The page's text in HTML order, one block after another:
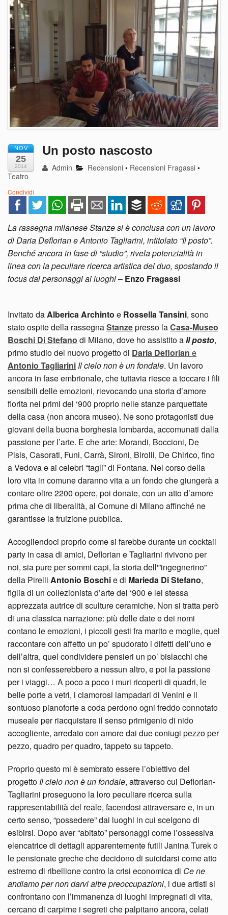
NOV
25
2014
Un posto nascosto
Admin Recensioni • Recensioni Fragassi •
Teatro
Condividi
La rassegna milanese Stanze si è conclusa con un lavoro
di Daria Deflorian e Antonio Tagliarini, intitolato “Il posto”.
Benché ancora in fase di “studio”, rivela potenzialità in
linea con la peculiare ricerca artistica del duo, spostando il
focus dai personaggi ai luoghi– Enzo Fragassi
Invitato daAlberica Archinto e Rossella Tansini, sono
stato ospite della rassegnaStanzepresso laCasa-Museo
Boschi Di Stefano di Milano, dove ho assistito aIl posto,
primo studio del nuovo progetto di Daria Deflorian e
Antonio Tagliarini Il cielo non è un fondale. Un lavoro
ancora in fase embrionale, che tuttavia riesce a toccare i fili
sensibili delle emozioni, rievocando una storia d’amore
fiorita nei primi del ‘900 proprio nelle stanze parquettate
della casa (non ancora museo). Ne sono protagonisti due
giovani della buona borghesia lombarda, accomunati dalla
passione per l’arte. E che arte: Morandi, Boccioni, De
Pisis, Casorati, Funi, Carrà, Sironi, Birolli, De Chirico, fino
a Vedova e ai celebri “tagli” di Fontana. Nel corso della
loro vita in comune daranno vita a un fondo che giungerà a
contare oltre 2200 opere, poi donate, con un atto d’amore
prima che di liberalità, al Comune di Milano affinché ne
garantisse la fruizione pubblica.
Accogliendoci proprio come si farebbe durante un cocktail
party in casa di amici, Deflorian e Tagliarini rivivono per
noi, sia pure per sommi capi, la storia dell'”ingegnerino”
della Pirelli Antonio Boschie di Marieda Di Stefano,
figlia di un collezionista d’arte del ‘900 e lei stessa
apprezzata autrice di sculture ceramiche. Non si tratta però
di una classica narrazione: più delle date e dei nomi
contano le emozioni, i piccoli gesti fra marito e moglie, quel
raccontare con affetto un po’ spudorato i difetti dell’uno e
dell’altra, quel condividere pensieri un po’ bislacchi che
non si confesserebbero a nessun altro, e poi la passione
per i viaggi… A poco a poco i muri ricoperti di quadri, le
belle porte a vetri, i clamorosi lampadari di Venini e il
sontuoso pianoforte a coda perdono ogni freddo connotato
museale per riacquistare il senso primigenio di nido
accogliente, arredato con amore dai due coniugi pezzo per
pezzo, quadro per quadro, tappeto su tappeto.
Proprio questo mi è sembrato essere l’obiettivo del
progetto Il cielo non è un fondale, attraverso cui Deflorian-
Tagliarini proseguono la loro peculiare ricerca sulla
rappresentabilità del reale, facendosi attraversare e, in un
certo senso, “possedere” dai luoghi in cui scelgono di
esibirsi. Dopo aver “abitato” personaggi come l’ossessiva
elencatrice di dettagli apparentemente futili Janina Turek o
le pensionate greche che decidono di suicidarsi come atto
estremo di ribellione contro la crisi economica di Ce ne
andiamo per non darvi altre preoccupazioni, i due artisti si
confrontano con l’immanenza di luoghi impregnati di vita,
cercano di carpirne i segreti che palpitano ancora, celati